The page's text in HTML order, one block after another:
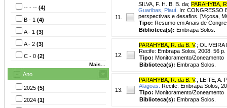
-- - -- (4)
B - 1 (4)
A - 1 (3)
A - 2 (3)
C - 0 (2)
Mais...
Ano
2025 (5)
2024 (1)
11.
SILVA, F. H. B. B. da; PARAHYBA,
Guaribas, Piauí. In: CONGRESSO
perspectivas e desafios. [Viçosa,
Tipo: Resumo em Anais de
Biblioteca(s): Embrapa Solos.
12.
PARAHYBA, R. da B. V.; OLIVEIRA
Recife: Embrapa Solos, 2008. 56 p.
Tipo: Monitoramento/Zoneamento
Biblioteca(s): Embrapa Solos.
13.
PARAHYBA, R. da B. V.; LEITE, A.
Alagoas. Recife: Embrapa Solos,
Tipo: Monitoramento/Zoneamento
Biblioteca(s): Embrapa Solos.